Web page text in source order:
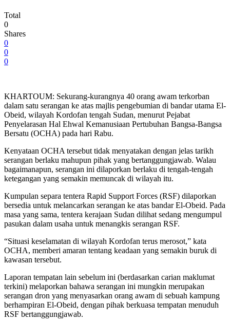
Total
0
Shares
0
0
0
KHARTOUM: Sekurang-kurangnya 40 orang awam terkorban
dalam satu serangan ke atas majlis pengebumian di bandar utama El-
Obeid, wilayah Kordofan tengah Sudan, menurut Pejabat
Penyelarasan Hal Ehwal Kemanusiaan Pertubuhan Bangsa-Bangsa
Bersatu (OCHA) pada hari Rabu.
Kenyataan OCHA tersebut tidak menyatakan dengan jelas tarikh
serangan berlaku mahupun pihak yang bertanggungjawab. Walau
bagaimanapun, serangan ini dilaporkan berlaku di tengah-tengah
ketegangan yang semakin memuncak di wilayah itu.
Kumpulan separa tentera Rapid Support Forces (RSF) dilaporkan
bersedia untuk melancarkan serangan ke atas bandar El-Obeid. Pada
masa yang sama, tentera kerajaan Sudan dilihat sedang mengumpul
pasukan dalam usaha untuk menangkis serangan RSF.
“Situasi keselamatan di wilayah Kordofan terus merosot,” kata
OCHA, memberi amaran tentang keadaan yang semakin buruk di
kawasan tersebut.
Laporan tempatan lain sebelum ini (berdasarkan carian maklumat
terkini) melaporkan bahawa serangan ini mungkin merupakan
serangan dron yang menyasarkan orang awam di sebuah kampung
berhampiran El-Obeid, dengan pihak berkuasa tempatan menuduh
RSF bertanggungjawab.